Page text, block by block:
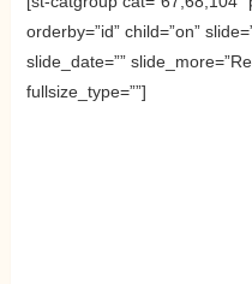
orderby=”id” child=”on”
slide_date=””
fullsize_type=””]